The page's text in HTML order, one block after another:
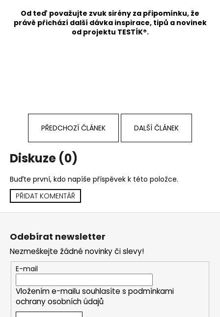
Od teď považujte zvuk sirény za připomínku, že
právě přichází další dávka inspirace, tipů a novinek
od projektu TESTÍK®.
PŘEDCHOZÍ ČLÁNEK DALŠÍ ČLÁNEK
Diskuze (0)
Buďte první, kdo napíše příspěvek k této položce.
PŘIDAT KOMENTÁŘ
Z
Odebírat newsletter
Nezmeškejte žádné novinky či slevy!
E-mail
Vložením e-mailu souhlasíte s podmínkami
ochrany osobních údajů